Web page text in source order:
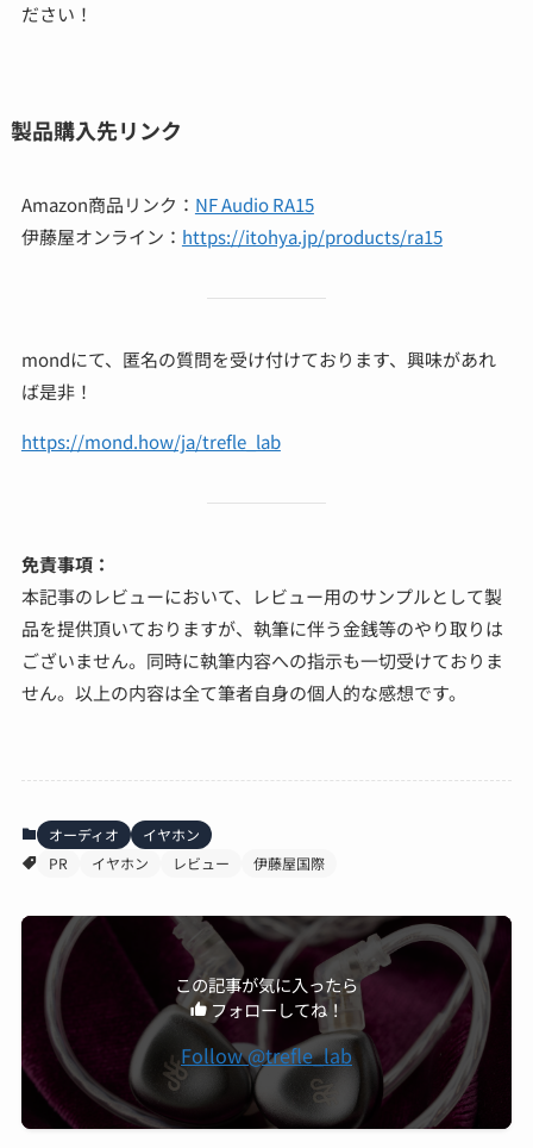
ださい！
製品購入先リンク
Amazon商品リンク： NF Audio RA15
伊藤屋オンライン： https://itohya.jp/products/ra15
mondにて、匿名の質問を受け付けております、興味があれ
ば是非！
https://mond.how/ja/trefle_lab
免責事項：
本記事のレビューにおいて、レビュー用のサンプルとして製
品を提供頂いておりますが、執筆に伴う金銭等のやり取りは
ございません。同時に執筆内容への指示も一切受けておりま
せん。以上の内容は全て筆者自身の個人的な感想です。
オーディオ
イヤホン
PR
イヤホン レビュー 伊藤屋国際
この記事が気に入ったら
フォローしてね！
Follow @trefle_lab